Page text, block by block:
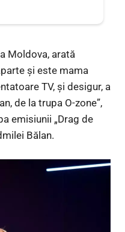
Moldova, arată
și este mama
TV, și desigur, a
de la trupa O-zone”,
emisiunii „Drag de
Bălan.